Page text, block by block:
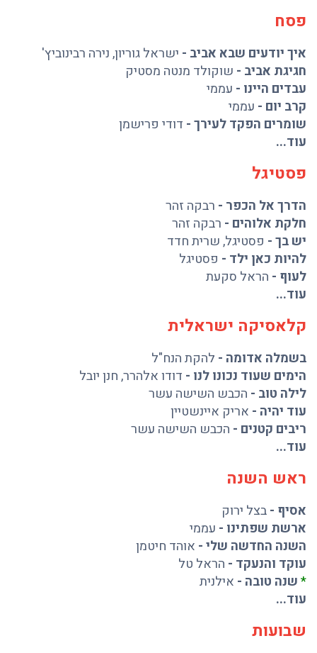
פסח
איך יודעים שבא אביב - ישראל גוריון,נירה רבינוביץ'
חגיגת אביב - שוקולד מנטה מסטיק
עבדים היינו - עממי
קרב יום - עממי
שומרים הפקד לעירך- דודי פרישמן
עוד...
פסטיגל
הדרך אל הכפר - רבקה זהר
חלקת אלוהים - רבקה זהר
יש בך- פסטיגל,שרית חדד
להיות כאן ילד - פסטיגל
לעוף - הראל סקעת
עוד...
קלאסיקה ישראלית
בשמלה אדומה - להקת הנח"ל
הימים שעוד נכונו לנו - דודו אלהרר,חנן יובל
לילה טוב - הכבש השישה עשר
עוד יהיה - אריק איינשטיין
ריבים קטנים - הכבש השישה עשר
עוד...
ראש השנה
אסיף -בצל ירוק
ארשת שפתינו - עממי
השנה החדשה שלי- אוהד חיטמן
עוקד והנעקד - הראל טל
*שנה טובה - אילנית
עוד...
שבועות